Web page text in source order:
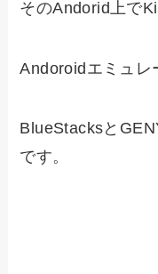
そのAndorid上で
Andoroidエミュレ
BlueStacksと
です。